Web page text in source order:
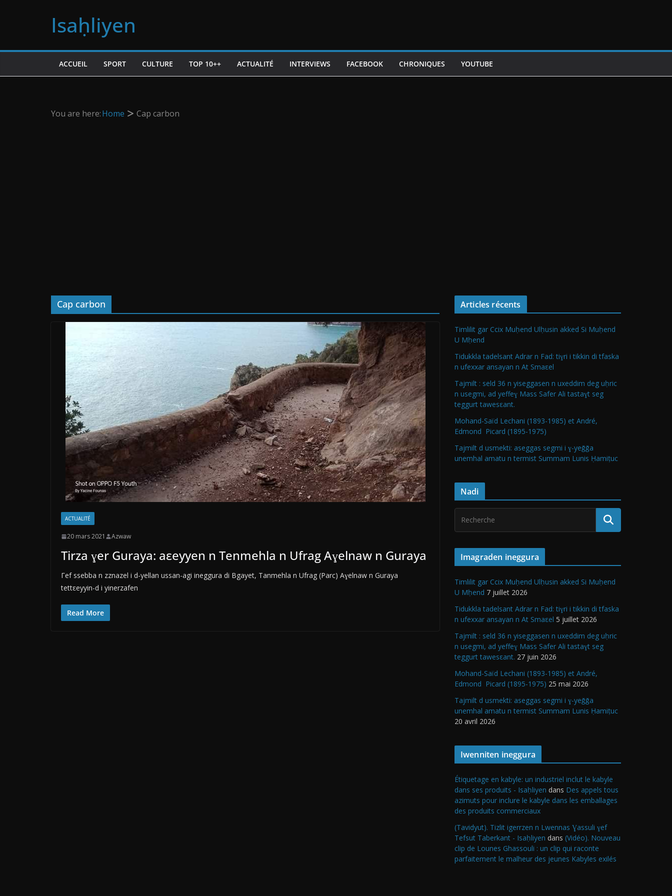
Isaḥliyen
ACCUEIL SPORT CULTURE TOP 10++ ACTUALITÉ INTERVIEWS FACEBOOK CHRONIQUES YOUTUBE
You are here:Home Cap carbon
Cap carbon
ACTUALITÉ
20 mars 2021 Azwaw
Tirza ɣer Guraya: aεeyyen n Tenmehla n Ufrag Aɣelnaw n Guraya
Γef ssebba n zznazel i d-yellan ussan-agi ineggura di Bgayet, Tanmehla n Ufrag (Parc) Aɣelnaw n Guraya
tettεeyyin-d i yinerzafen
Read More
Articles récents
Timlilit gar Ccix Muḥend Ulḥusin akked Si Muḥend
U Mḥend
Tidukkla tadelsant Adrar n Fad: tiɣri i tikkin di tfaska
n ufexxar ansayan n At Smaεel
Tajmilt : seld 36 n yiseggasen n uxeddim deg uḥric
n usegmi, ad yeffeɣ Mass Safer Ali tastaɣt seg
teggurt tawesεant.
Mohand-Saïd Lechani (1893-1985) et André,
Edmond Picard (1895-1975)
Tajmilt d usmekti: aseggas segmi i ɣ-yeǧǧa
unemhal amatu n termist Summam Lunis Ḥamiṭuc
Nadi
Imagraden ineggura
Timlilit gar Ccix Muḥend Ulḥusin akked Si Muḥend
U Mḥend 7 juillet 2026
Tidukkla tadelsant Adrar n Fad: tiɣri i tikkin di tfaska
n ufexxar ansayan n At Smaεel 5 juillet 2026
Tajmilt : seld 36 n yiseggasen n uxeddim deg uḥric
n usegmi, ad yeffeɣ Mass Safer Ali tastaɣt seg
teggurt tawesεant. 27 juin 2026
Mohand-Saïd Lechani (1893-1985) et André,
Edmond Picard (1895-1975) 25 mai 2026
Tajmilt d usmekti: aseggas segmi i ɣ-yeǧǧa
unemhal amatu n termist Summam Lunis Ḥamiṭuc
20 avril 2026
Iwenniten ineggura
Étiquetage en kabyle: un industriel inclut le kabyle
dans ses produits - Isaḥliyen dans Des appels tous
azimuts pour inclure le kabyle dans les emballages
des produits commerciaux
(Tavidyut). Tizlit igerrzen n Lwennas Ɣassuli ɣef
Tefsut Taberkant - Isaḥliyen dans (Vidéo). Nouveau
clip de Lounes Ghassouli : un clip qui raconte
parfaitement le malheur des jeunes Kabyles exilés